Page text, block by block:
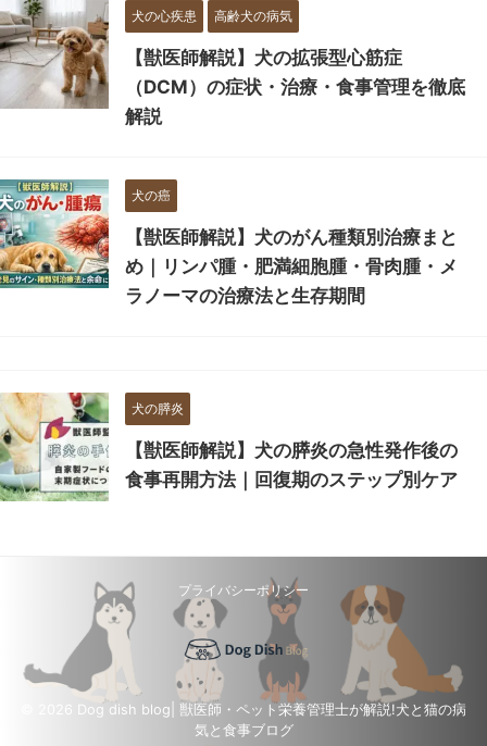
犬の心疾患 高齢犬の病気
【獣医師解説】犬の拡張型心筋症
（DCM）の症状・治療・食事管理を徹底
解説
犬の癌
【獣医師解説】犬のがん種類別治療まと
め｜リンパ腫・肥満細胞腫・骨肉腫・メ
ラノーマの治療法と生存期間
犬の膵炎
【獣医師解説】犬の膵炎の急性発作後の
食事再開方法｜回復期のステップ別ケア
プライバシーポリシー
© 2026 Dog dish blog| 獣医師・ペット栄養管理士が解説!犬と猫の病
気と食事ブログ